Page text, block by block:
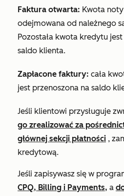
Faktura otwarta: Kwota
odejmowana od należnego
Pozostała kwota kredytu
saldo klienta.
Zapłacone faktury: cała
jest przenoszona na saldo
Jeśli klientowi przysługuje
go zrealizować za
głównej sekcji płatności ,
kredytową.
Jeśli zapisywasz się w
CPQ, Billing i Payments, a